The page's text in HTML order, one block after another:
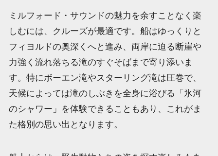
ミルフォード・サウンドの魅力を余すことなく楽
しむには、クルーズが最適です。船はゆっくりと
フィヨルドの奥深くへと進み、両岸に迫る断崖や
力強く流れ落ちる滝のすぐそばまで寄り添いま
す。特にボーエン滝やスターリング滝は圧巻で、
天候によっては滝のしぶきを全身に浴びる「氷河
のシャワー」を体験できることもあり、これがま
た格別の思い出となります。